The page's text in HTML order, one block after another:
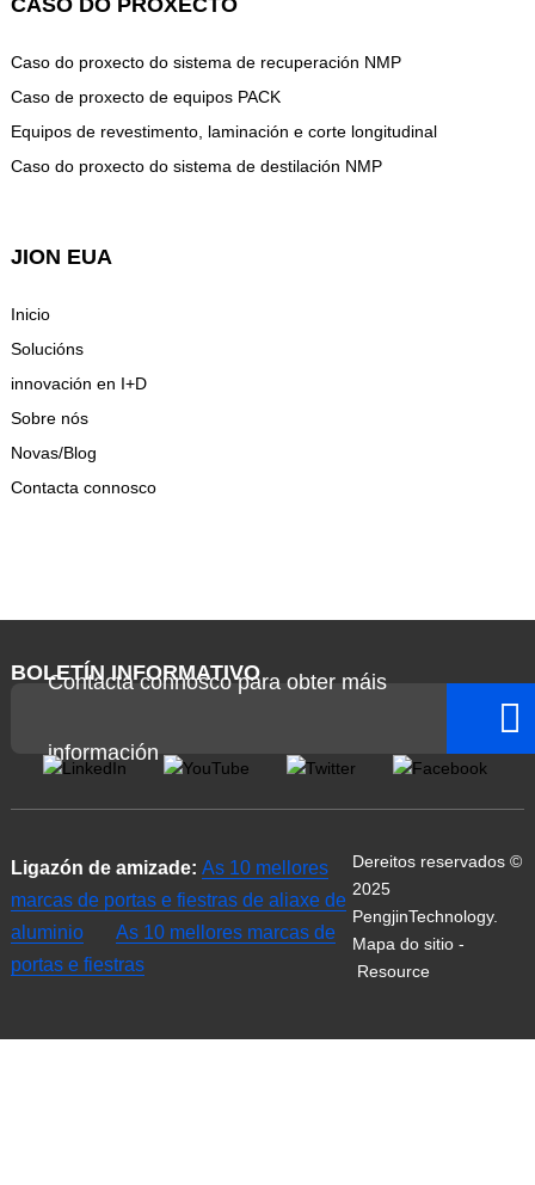
Caso do proxecto do sistema de recuperación NMP
Caso de proxecto de equipos PACK
Equipos de revestimento, laminación e corte longitudinal
Caso do proxecto do sistema de destilación NMP
JION EUA
Inicio
Solucións
innovación en I+D
Sobre nós
Novas/Blog
Contacta connosco
BOLETÍN INFORMATIVO
Contacta connosco para obter máis
información
Ligazón de amizade: As 10 mellores
marcas de portas e fiestras de aliaxe de
aluminio
As 10 mellores marcas de
portas e fiestras
Dereitos reservados ©
2025
PengjinTechnology.
Mapa do sitio-
Resource